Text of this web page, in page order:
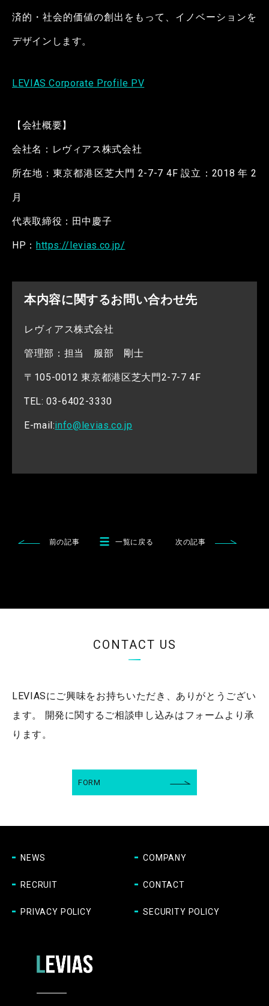
済的・社会的価値の創出をもって、イノベーションを
デザインします。
LEVIAS Corporate Profile PV
【会社概要】
会社名：レヴィアス株式会社
所在地：東京都港区芝大門 2-7-7 4F 設立：2018 年 2
月
代表取締役：田中慶子
HP： https://levias.co.jp/
本内容に関するお問い合わせ先
レヴィアス株式会社
管理部：担当 服部 剛士
〒105-0012 東京都港区芝大門2-7-7 4F
TEL: 03-6402-3330
E-mail:info@levias.co.jp
前の記事 一覧に戻る 次の記事
CONTACT US
LEVIASにご興味をお持ちいただき、ありがとうござい
ます。
開発に関するご相談申し込みはフォームより承
ります。
FORM
NEWS COMPANY
RECRUIT CONTACT
PRIVACY POLICY SECURITY POLICY